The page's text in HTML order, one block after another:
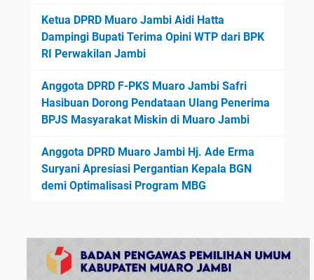
Ketua DPRD Muaro Jambi Aidi Hatta
Dampingi Bupati Terima Opini WTP dari BPK
RI Perwakilan Jambi
Anggota DPRD F-PKS Muaro Jambi Safri
Hasibuan Dorong Pendataan Ulang Penerima
BPJS Masyarakat Miskin di Muaro Jambi
Anggota DPRD Muaro Jambi Hj. Ade Erma
Suryani Apresiasi Pergantian Kepala BGN
demi Optimalisasi Program MBG